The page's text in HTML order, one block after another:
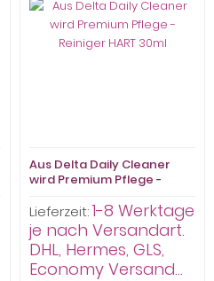
Aus Delta Daily Cleaner
wird Premium Pflege -
Lieferzeit:1-8 Werktage
je nach Versandart.
DHL, Hermes, GLS,
Economy Versand...